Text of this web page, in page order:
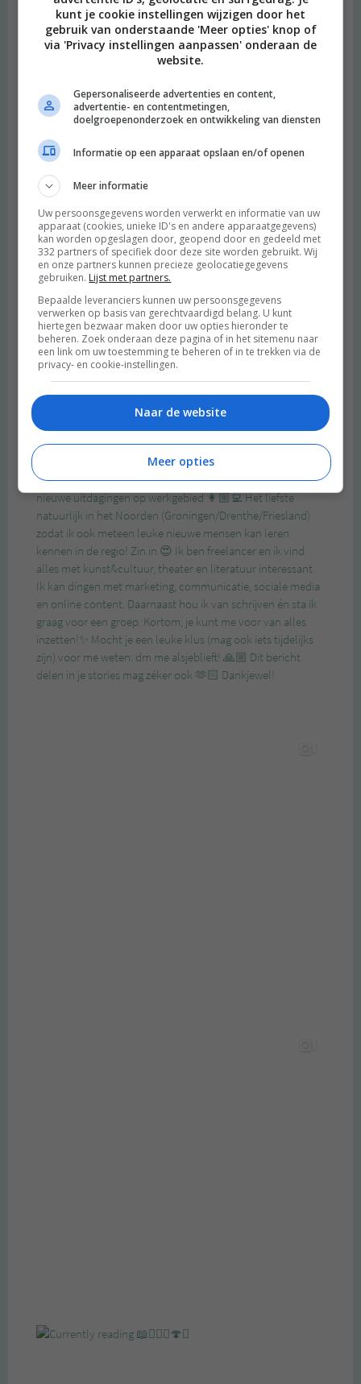
kunt je cookie instellingen wijzigen door het
gebruik van onderstaande 'Meer opties' knop of
via 'Privacy instellingen aanpassen' onderaan de
website.
Gepersonaliseerde advertenties en content,
advertentie- en contentmetingen,
doelgroepenonderzoek en ontwikkeling van diensten
Informatie op een apparaat opslaan en/of openen
Meer informatie
Uw persoonsgegevens worden verwerkt en informatie van uw
apparaat (cookies, unieke ID's en andere apparaatgegevens)
kan worden opgeslagen door, geopend door en gedeeld met
332 partners of specifiek door deze site worden gebruikt. Wij
en onze partners kunnen precieze geolocatiegegevens
gebruiken. Lijst met partners.
Bepaalde leveranciers kunnen uw persoonsgegevens
verwerken op basis van gerechtvaardigd belang. U kunt
hiertegen bezwaar maken door uw opties hieronder te
beheren. Zoek onderaan deze pagina of in het sitemenu naar
een link om uw toestemming te beheren of in te trekken via de
privacy- en cookie-instellingen.
Naar de website
Meer opties